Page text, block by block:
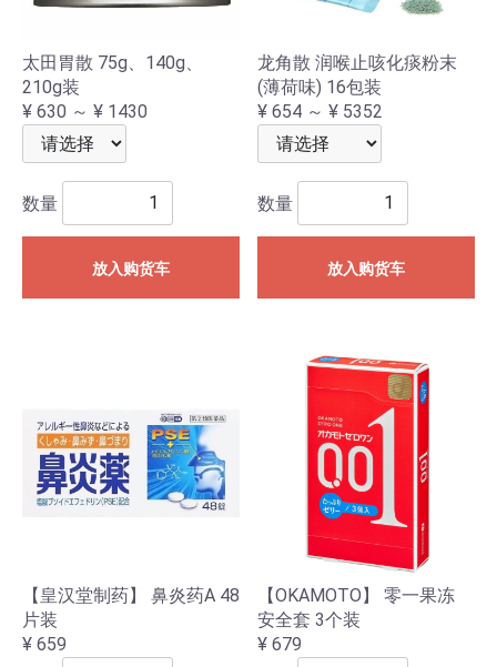
太田胃散 75g、140g、
210g装
¥ 630 ～ ¥ 1430
数量
放入购货车
龙角散 润喉止咳化痰粉末
(薄荷味) 16包装
¥ 654 ～ ¥ 5352
数量
放入购货车
【皇汉堂制药】 鼻炎药A 48
片装
¥ 659
【OKAMOTO】 零一果冻
安全套 3个装
¥ 679